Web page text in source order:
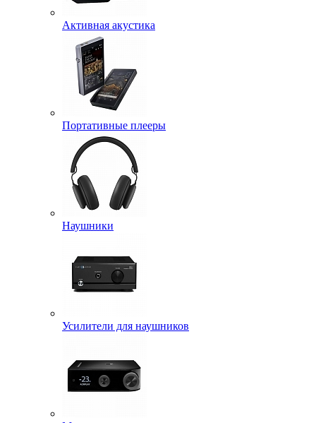
Активная акустика
Портативные плееры
Наушники
Усилители для наушников